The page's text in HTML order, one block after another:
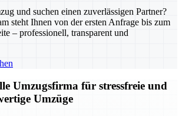
und suchen einen zuverlässigen Partner?
steht Ihnen von der ersten Anfrage bis zum
– professionell, transparent und
Umzugsfirma für stressfreie und
Umzüge